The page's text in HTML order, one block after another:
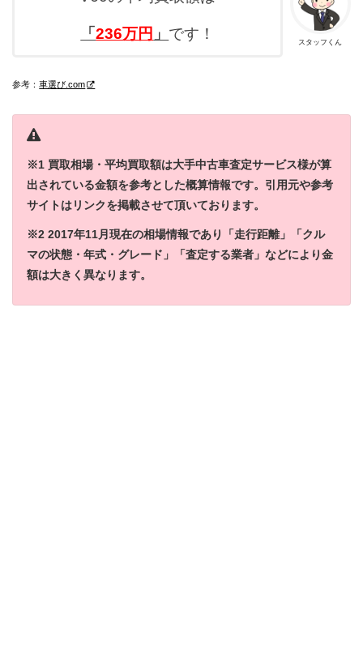
スタッフくん
「236万円 」 です！
参考：車選び.com
※1 買取相場・平均買取額は大手中古車査定サービス様が算
出されている金額を参考とした概算情報です。引用元や参考
サイトはリンクを掲載させて頂いております。
※2 2017年11月現在の相場情報であり「走行距離」「クル
マの状態・年式・グレード」「査定する業者」などにより金
額は大きく異なります。